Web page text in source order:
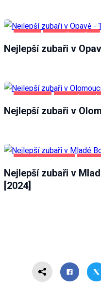
Nejlepší zubaři v
Nejlepší zubaři v
Nejlepší zubaři v
[2024]